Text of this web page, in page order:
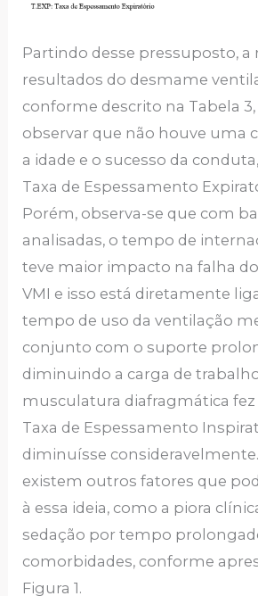
Partindo desse pressuposto, a
resultados do desmame
conforme descrito na Tabela 3,
observar que não houve uma
a idade e o sucesso da
Taxa de Espessamento
Porém, observa-se que com
analisadas, o tempo de
teve maior impacto na falha
VMI e isso está diretamente
tempo de uso da ventilação
conjunto com o suporte
diminuindo a carga de
musculatura diafragmática fez
Taxa de Espessamento
diminuísse
existem outros fatores que
à essa ideia, como a piora
sedação por tempo
comorbidades, conforme
Figura 1.